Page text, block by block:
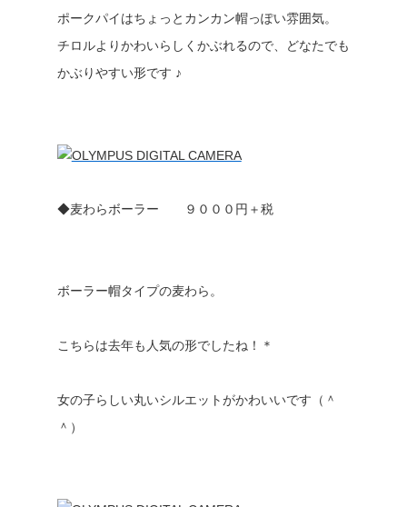
ポークパイはちょっとカンカン帽っぽい雰囲気。
チロルよりかわいらしくかぶれるので、どなたでも
かぶりやすい形です ♪
◆麦わらボーラー ９０００円＋税
ボーラー帽タイプの麦わら。
こちらは去年も人気の形でしたね！＊
女の子らしい丸いシルエットがかわいいです（＾
＾）